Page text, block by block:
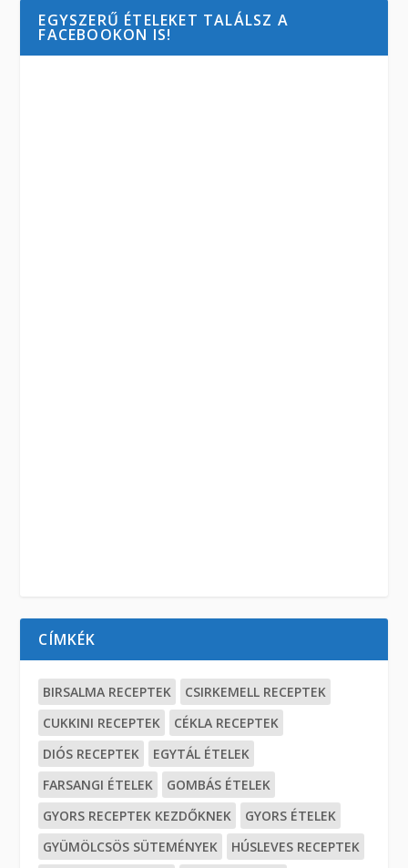
EGYSZERŰ ÉTELEKET TALÁLSZ A
FACEBOOKON IS!
CÍMKÉK
BIRSALMA RECEPTEK
CSIRKEMELL RECEPTEK
CUKKINI RECEPTEK
CÉKLA RECEPTEK
DIÓS RECEPTEK
EGYTÁL ÉTELEK
FARSANGI ÉTELEK
GOMBÁS ÉTELEK
GYORS RECEPTEK KEZDŐKNEK
GYORS ÉTELEK
GYÜMÖLCSÖS SÜTEMÉNYEK
HÚSLEVES RECEPTEK